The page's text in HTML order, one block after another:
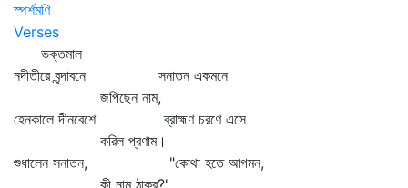
স্পর্শমণি
Verses
ভক্তমাল
নদীতীরে বৃন্দাবনে সনাতন একমনে
জপিছেন নাম,
হেনকালে দীনবেশে ব্রাহ্মণ চরণে এসে
করিল প্রণাম।
শুধালেন সনাতন, "কোথা হতে আগমন,
কী নাম ঠাকুর?'